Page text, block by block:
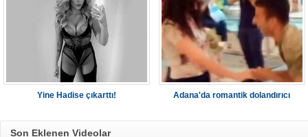
Yine Hadise çıkarttı! Adana'da romantik dolandırıcı
Son Eklenen Videolar